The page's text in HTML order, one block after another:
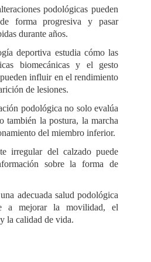
podológicas pueden
forma progresiva y pasar
durante años.
deportiva estudia cómo las
biomecánicas y el gesto
influir en el rendimiento
de lesiones.
podológica no solo evalúa
también la postura, la marcha
del miembro inferior.
irregular del calzado puede
sobre la forma de
adecuada salud podológica
a mejorar la movilidad, el
la calidad de vida.